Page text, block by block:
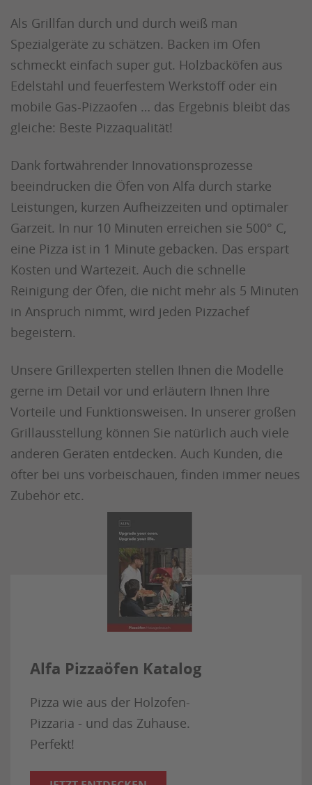
Als Grillfan durch und durch weiß man
Spezialgeräte zu schätzen. Backen im Ofen
schmeckt einfach super gut. Holzbacköfen aus
Edelstahl und feuerfestem Werkstoff oder ein
mobile Gas-Pizzaofen … das Ergebnis bleibt das
gleiche: Beste Pizzaqualität!
Dank fortwährender Innovationsprozesse
beeindrucken die Öfen von Alfa durch starke
Leistungen, kurzen Aufheizzeiten und optimaler
Garzeit. In nur 10 Minuten erreichen sie 500° C,
eine Pizza ist in 1 Minute gebacken. Das erspart
Kosten und Wartezeit. Auch die schnelle
Reinigung der Öfen, die nicht mehr als 5 Minuten
in Anspruch nimmt, wird jeden Pizzachef
begeistern.
Unsere Grillexperten stellen Ihnen die Modelle
gerne im Detail vor und erläutern Ihnen Ihre
Vorteile und Funktionsweisen. In unserer großen
Grillausstellung können Sie natürlich auch viele
anderen Geräten entdecken. Auch Kunden, die
öfter bei uns vorbeischauen, finden immer neues
Zubehör etc.
Alfa Pizzaöfen Katalog
Pizza wie aus der Holzofen-
Pizzaria - und das Zuhause.
Perfekt!